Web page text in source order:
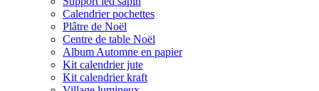
Calendrier pochettes
Plâtre de Noël
Centre de table Noël
Album Automne en papier
Kit calendrier jute
Kit calendrier kraft